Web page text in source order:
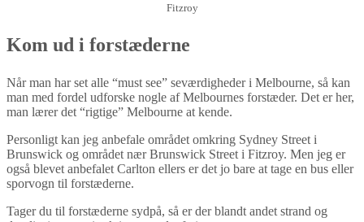
Fitzroy
Kom ud i forstæderne
Når man har set alle “must see” seværdigheder i Melbourne, så kan
man med fordel udforske nogle af Melbournes forstæder. Det er her,
man lærer det “rigtige” Melbourne at kende.
Personligt kan jeg anbefale området omkring Sydney Street i
Brunswick og området nær Brunswick Street i Fitzroy. Men jeg er
også blevet anbefalet Carlton ellers er det jo bare at tage en bus eller
sporvogn til forstæderne.
Tager du til forstæderne sydpå, så er der blandt andet strand og